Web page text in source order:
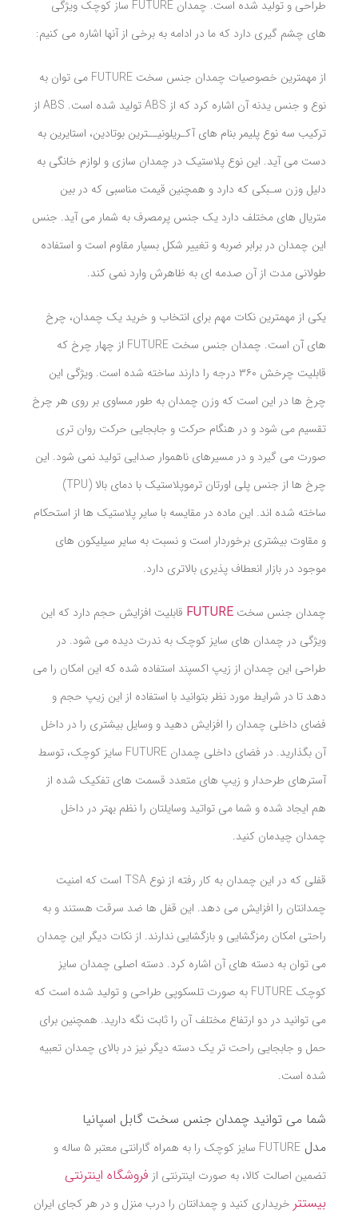
طراحی و تولید شده است. چمدان
FUTURE ساز کوچک ویژگی
های چشم گیری دارد که ما در ادامه به برخی از آنها اشاره می کنیم:
از مهمترین خصوصیات چمدان جنس سخت
FUTURE می توان به
نوع و جنس یدنه آن اشاره کرد که از ABS تولید شده است.
ABS از
ترکیب سه نوع پلیمر بنام های آکـریلونیــترین بوتادین، استایرین به
دست می آید. این نوع پلاستیک در چمدان سازی و لوازم خانگی به
دلیل وزن سـبکی که دارد و همچنین قیمت مناسبی که در بین
متریال های مختلف دارد یک جنس پرمصرف به شمار می آید. جنس
این چمدان در برابر ضربه و تغییر شکل بسیار مقاوم است و استفاده
طولانی مدت از آن صدمه ای به ظاهرش وارد نمی کند.
یکی از مهمترین نکات مهم برای انتخاب و خرید یک چمدان، چرخ
های آن است. چمدان جنس سخت
FUTURE از چهار چرخ که
قابلیت چرخش ۳۶۰ درجه را دارند ساخته شده است. ویژگی این
چرخ ها در این است که وزن چمدان به طور مساوی بر روی هر چرخ
تقسیم می شود و در هنگام حرکت و جابجایی حرکت روان تری
صورت می گیرد و در مسیرهای ناهموار صدایی تولید نمی شود. این
چرخ ها از جنس
پلی اورتان ترموپلاستیک با دمای بالا (TPU)
ساخته شده اند. این ماده در مقایسه با سایر پلاستیک ها از استحکام
و مقاوت بیشتری برخوردار است و نسبت به سایر سیلیکون های
موجود در بازار انعطاف پذیری بالاتری دارد.
چمدان جنس سخت FUTURE قابلیت افزایش حجم دارد که این
ویژگی در چمدان های سایز کوچک به ندرت دیده می شود. در
طراحی این چمدان از زیپ اکسپند استفاده شده که این امکان را می
دهد تا در شرایط مورد نظر بتوانید با استفاده از این زیپ حجم و
فضای داخلی چمدان را افزایش دهید و وسایل بیشتری را در داخل
آن بگذارید. در فضای داخلی چمدان
FUTURE سایز کوچک، توسط
آسترهای طرحدار و زیپ های متعدد قسمت های تفکیک شده از
هم ایجاد شده و شما می تواتید وسایلتان را نظم بهتر در داخل
چمدان چیدمان کنید.
قفلی که در این چمدان به کار رفته از نوع TSA است که امنیت
چمدانتان را افزایش می دهد. این قفل ها ضد سرقت هستند و به
راحتی امکان رمزگشایی و بازگشایی ندارند. از نکات دیگر این چمدان
می توان به دسته های آن اشاره کرد. دسته اصلی چمدان سایز
کوچک
FUTURE به صورت تلسکوپی طراحی و تولید شده است که
می توانید در دو ارتفاع مختلف آن را ثابت نگه دارید. همچنین برای
حمل و جابجایی راحت تر یک دسته دیگر نیز در بالای چمدان تعبیه
شده است.
شما می توانید چمدان جنس سخت گابل اسپانیا
مدل
FUTURE سایز کوچک را به همراه گارانتی معتبر ۵ ساله و
تضمین اصالت کالا، به صورت اینترنتی از فروشگاه اینترنتی
بیستتر خریداری کنید و چمدانتان را درب منزل و در هر کجای ایران